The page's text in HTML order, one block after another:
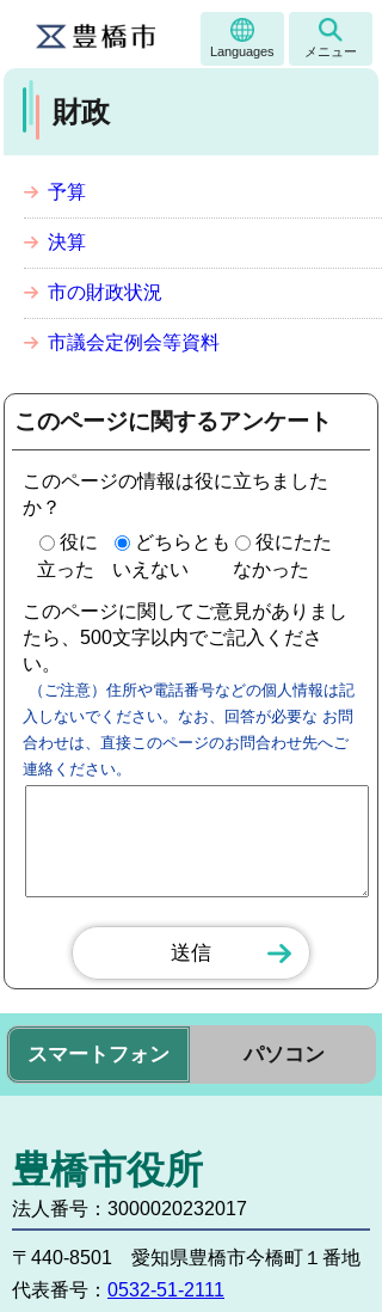
Languages メニュー
財政
予算
決算
市の財政状況
市議会定例会等資料
このページに関するアンケート
このページの情報は役に立ちました
か？
役に
立った
どちらとも
いえない
役にたた
なかった
このページに関してご意見がありまし
たら、500文字以内でご記入くださ
い。
（ご注意）住所や電話番号などの個人情報は記
入しないでください。なお、回答が必要な お問
合わせは、直接このページのお問合わせ先へご
連絡ください。
スマートフォン パソコン
豊橋市役所
法人番号：3000020232017
〒440-8501 愛知県豊橋市今橋町１番地
代表番号： 0532-51-2111